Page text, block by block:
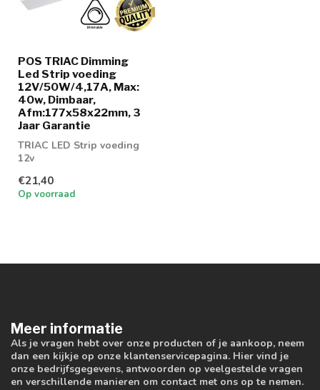
POS TRIAC Dimming
Led Strip voeding
12V/50W/4,17A, Max:
40w, Dimbaar,
Afm:177x58x22mm, 3
Jaar Garantie
TRIAC LED Strip voeding
12v
€21,40
Op voorraad
Meer informatie
Als je vragen hebt over onze producten of je aankoop, neem
dan een kijkje op onze klantenservicepagina. Hier vind je
onze bedrijfsgegevens, antwoorden op veelgestelde vragen
en verschillende manieren om contact met ons op te nemen.